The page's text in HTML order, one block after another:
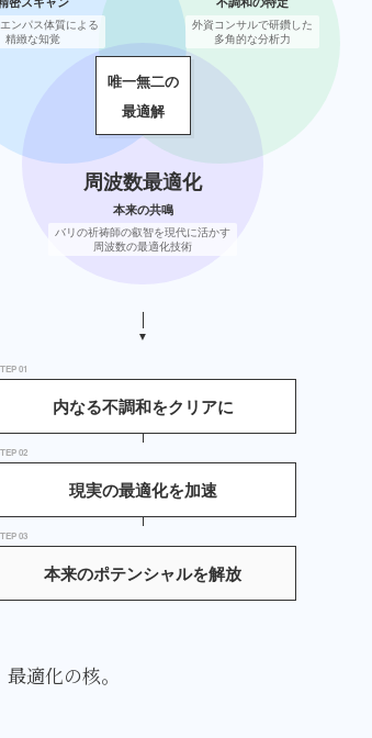
ンパス体質による
精緻な知覚
外資コンサルで研鑽した
多角的な分析力
周波数最適化
本来の共鳴
バリの祈祷師の叡智を現代に活かす
周波数の最適化技術
唯一無二の
最適解
▼
01
内なる不調和をクリアに
02
現実の最適化を加速
03
本来のポテンシャルを解放
適化の核。